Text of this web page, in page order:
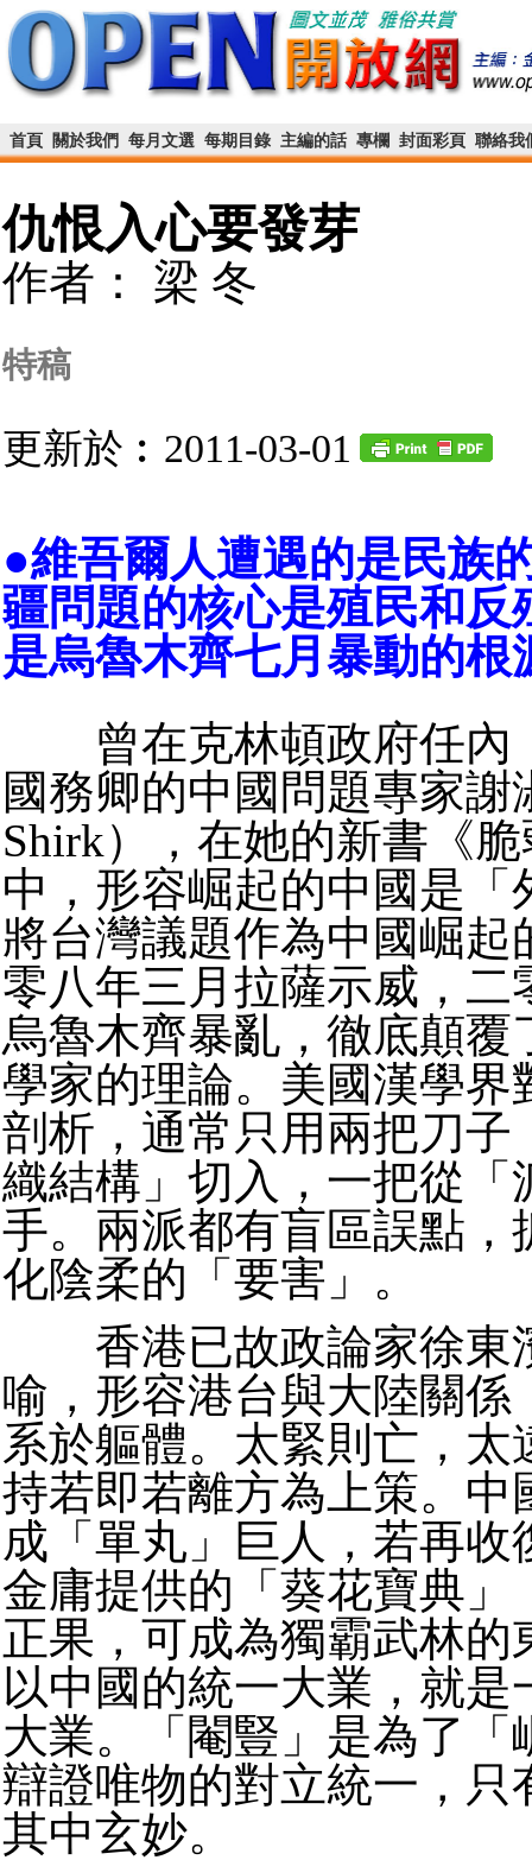
首頁 關於我們 每月文選 每期目錄 主編的話 專欄 封面彩頁 聯絡我
仇恨入心要發芽
作者： 梁 冬
特稿
更新於︰2011-03-01
●維吾爾人遭遇的是民族
疆問題的核心是殖民和反
是烏魯木齊七月暴動的根
曾在克林頓政府任內
國務卿的中國問題專家謝
Shirk），在她的新書《
中，形容崛起的中國是「
將台灣議題作為中國崛起
零八年三月拉薩示威，二
烏魯木齊暴亂，徹底顛覆
學家的理論。美國漢學界
剖析，通常只用兩把刀子
織結構」切入，一把從「
手。兩派都有盲區誤點，
化陰柔的「要害」。
香港已故政論家徐東
喻，形容港台與大陸關係
系於軀體。太緊則亡，太
持若即若離方為上策。中
成「單丸」巨人，若再收
金庸提供的「葵花寶典」
正果，可成為獨霸武林的
以中國的統一大業，就是
大業。「閹豎」是為了「
辯證唯物的對立統一，只
其中玄妙。